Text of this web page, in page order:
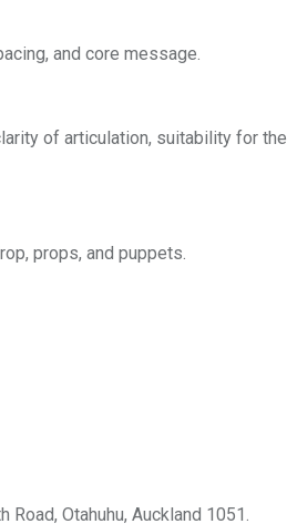
and core message.
of articulation, suitability for
props, and puppets.
Otahuhu, Auckland 1051.